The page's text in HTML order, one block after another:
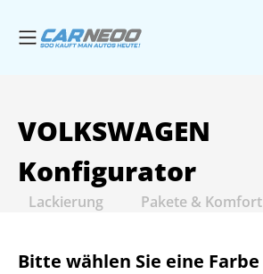
Menü öffnen
VOLKSWAGEN
Konfigurator
Lackierung Pakete & Komfort
Bitte wählen Sie eine Farbe